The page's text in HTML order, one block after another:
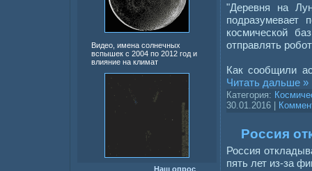
Видео, имена солнечных
вспышек с 2004 по 2012 год и
влияние на климат
Наш опрос
"Деревня на
подразумевает
космической
отправлять
Как сообщили
Читать дальше »
Категория:
30.01.2016 |
Россия
Россия
пять лет из-за